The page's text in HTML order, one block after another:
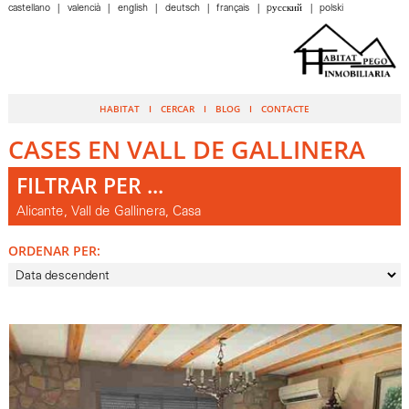
HABITAT CERCAR BLOG CONTACTE
castellano valencià english deutsch français pусский polski
CASES EN VALL DE GALLINERA
FILTRAR PER ...
Alicante, Vall de Gallinera, Casa
ORDENAR PER: